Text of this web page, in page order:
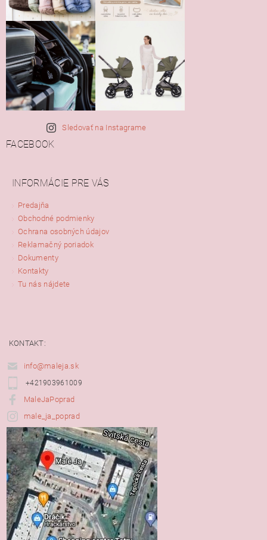
Sledovať na Instagrame
FACEBOOK
INFORMÁCIE PRE VÁS
Predajňa
Obchodné podmienky
Ochrana osobných údajov
Reklamačný poriadok
Dokumenty
Kontakty
Tu nás nájdete
KONTAKT:
info@maleja.sk
+421903961009
MaleJaPoprad
male_ja_poprad